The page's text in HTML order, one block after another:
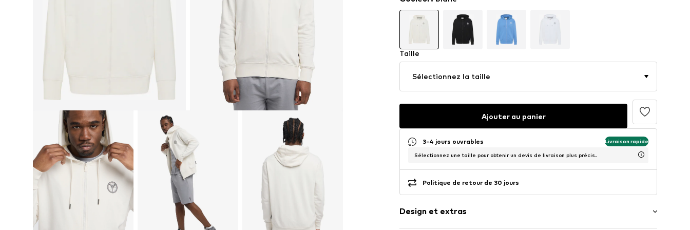
Taille
Sélectionnez la taille
Ajouter au panier
3-4 jours ouvrables Livraison rapide
Sélectionnez une taille pour obtenir un devis de livraison plus précis.
Politique de retour de 30 jours
Design et extras